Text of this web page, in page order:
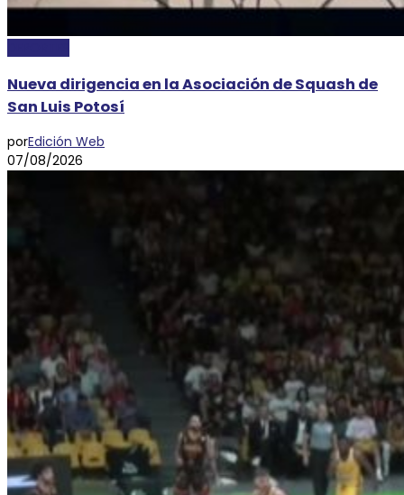
Nueva dirigencia en la Asociación de Squash de
San Luis Potosí
porEdición Web
07/08/2026